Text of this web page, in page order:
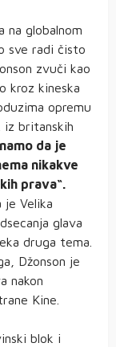
na globalnom
sve radi čisto
zvuči kao
kroz kineska
opremu
iz britanskih
da je
nikakve
prava“.
je Velika
glava
druga tema.
Džonson je
nakon
Kine.
blok i